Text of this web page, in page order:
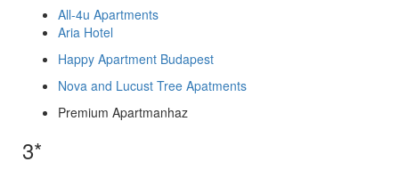
All-4u Apartments
Aria Hotel
Happy Apartment Budapest
Nova and Lucust Tree Apatments
Premium Apartmanhaz
3*